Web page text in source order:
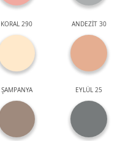
KORAL 290 ANDEZİT 30
ŞAMPANYA EYLÜL 25